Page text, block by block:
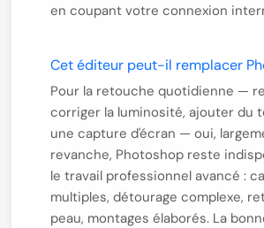
en coupant votre connexion
Cet éditeur peut-il remplacer
Pour la retouche quotidienne —
corriger la luminosité, ajouter du
une capture d'écran — oui,
revanche, Photoshop reste
le travail professionnel avancé :
multiples, détourage complexe,
peau, montages élaborés. La